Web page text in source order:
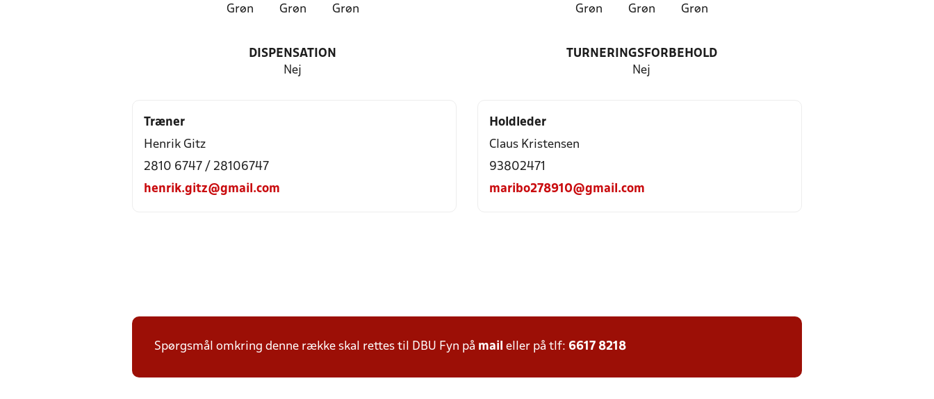
Grøn Grøn Grøn Grøn Grøn Grøn
DISPENSATION
Nej
TURNERINGSFORBEHOLD
Nej
Træner
Henrik Gitz
2810 6747 / 28106747
henrik.gitz@gmail.com
Holdleder
Claus Kristensen
93802471
maribo278910@gmail.com
Spørgsmål omkring denne række skal rettes til DBU Fyn på mail eller på tlf: 6617 8218